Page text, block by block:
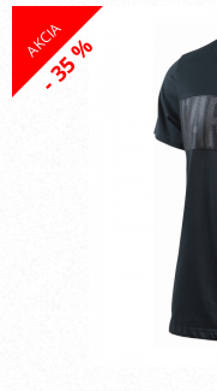
AKCIA
- 35 %